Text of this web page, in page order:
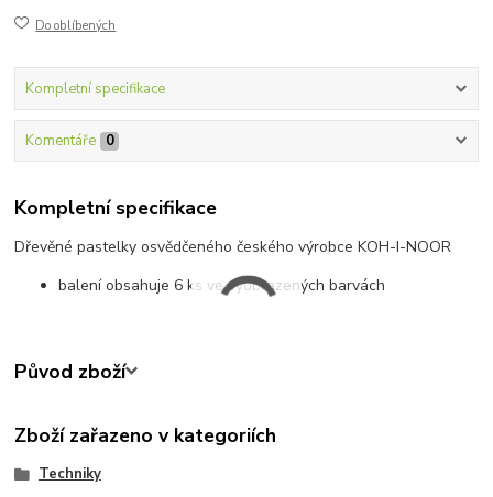
Do oblíbených
Kompletní specifikace
Komentáře 0
Kompletní specifikace
Dřevěné pastelky osvědčeného českého výrobce KOH-I-NOOR
balení obsahuje 6 ks ve vyobrazených barvách
Původ zboží
Zboží zařazeno v kategoriích
Techniky